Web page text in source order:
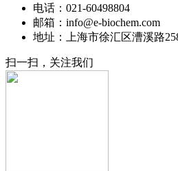
电话：021-60498804
邮箱：info@e-biochem.com
地址：上海市徐汇区漕溪路
扫一扫，关注我们